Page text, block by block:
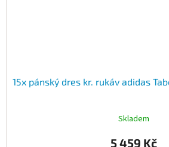
15x pánský dres kr. rukáv adidas
Skladem
5 459 Kč